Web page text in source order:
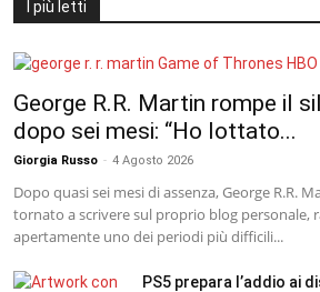
I più letti
George R.R. Martin rompe il
dopo sei mesi: “Ho lottato...
Giorgia Russo - 4 Agosto 2026
Dopo quasi sei mesi di assenza, George R.R.
tornato a scrivere sul proprio blog personale,
apertamente uno dei periodi più difficili...
PS5 prepara l’addio ai